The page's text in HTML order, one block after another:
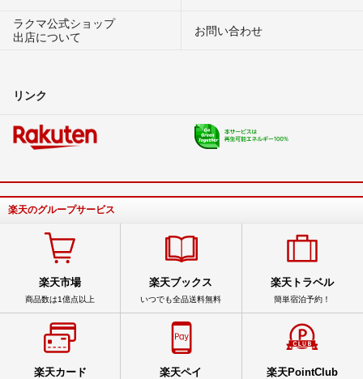
ラクマ公式ショップ
出店について
お問い合わせ
リンク
楽天のグループサービス
楽天市場
商品数は1億点以上
楽天ブックス
いつでも全品送料無料
楽天トラベル
簡単宿泊予約！
楽天カード 楽天ペイ 楽天PointClub